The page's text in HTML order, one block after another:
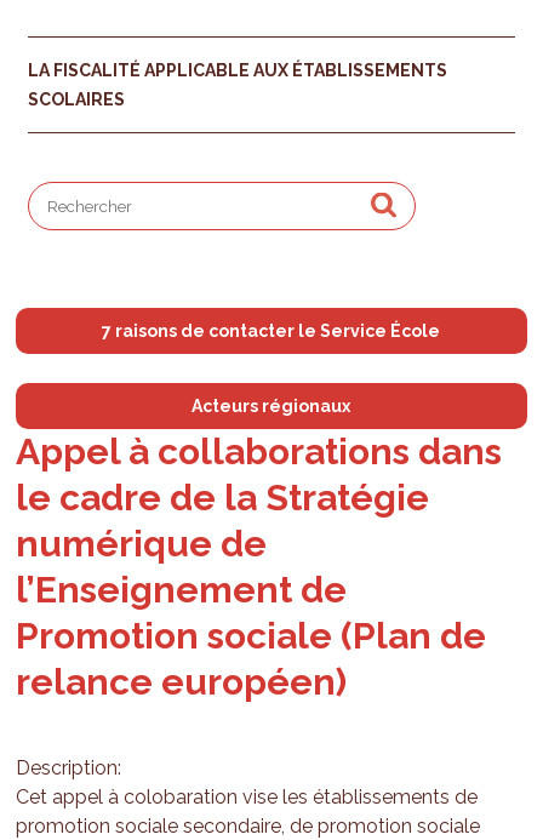
LA FISCALITÉ APPLICABLE AUX ÉTABLISSEMENTS
SCOLAIRES
7 raisons de contacter le Service École
Acteurs régionaux
Appel à collaborations dans
le cadre de la Stratégie
numérique de
l’Enseignement de
Promotion sociale (Plan de
relance européen)
Description:
Cet appel à colobaration vise les établissements de
promotion sociale secondaire, de promotion sociale